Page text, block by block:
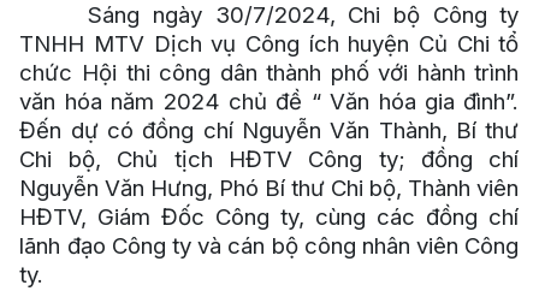
Sáng ngày 30/7/2024, Chi bộ Công ty
TNHH MTV Dịch vụ Công ích huyện Củ Chi tổ
chức Hội thi công dân thành phố với hành trình
văn hóa năm 2024 chủ đề “ Văn hóa gia đình”.
Đến dự có đồng chí Nguyễn Văn Thành, Bí thư
Chi bộ, Chủ tịch HĐTV Công ty; đồng chí
Nguyễn Văn Hưng, Phó Bí thư Chi bộ, Thành viên
HĐTV, Giám Đốc Công ty, cùng các đồng chí
lãnh đạo Công ty và cán bộ công nhân viên Công
ty.